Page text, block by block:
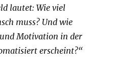
lautet: Wie viel
muss? Und wie
Motivation in der
erscheint?“